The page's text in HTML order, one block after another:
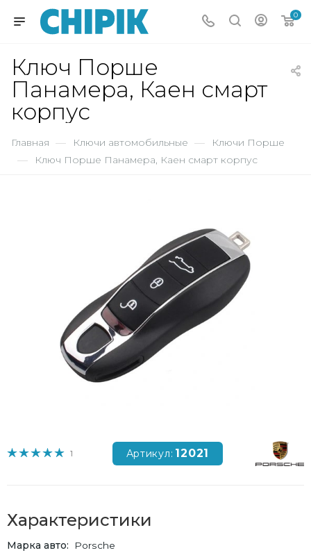
0
Ключ Порше
Панамера, Каен смарт
корпус
Главная — Ключи автомобильные — Ключи Порше
— Ключ Порше Панамера, Каен смарт корпус
1 Артикул: 12021
Характеристики
Марка авто
Porsche